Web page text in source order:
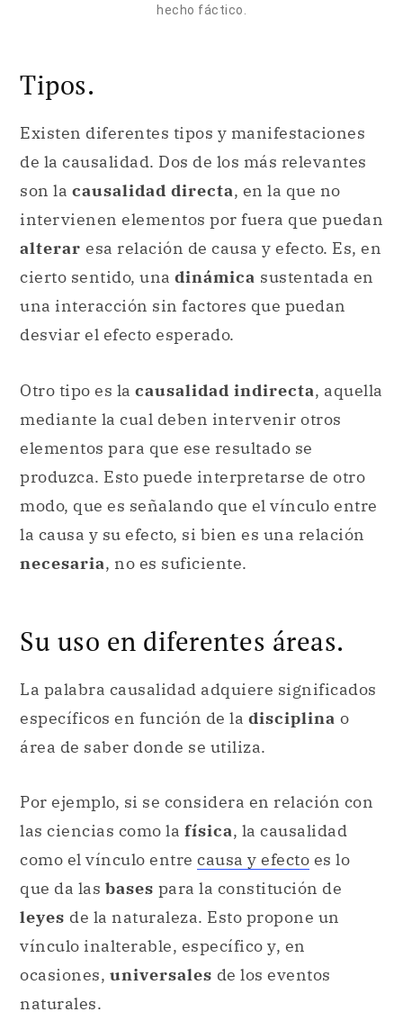
hecho fáctico.
Tipos.
Existen diferentes tipos y manifestaciones
de la causalidad. Dos de los más relevantes
son la causalidad directa, en la que no
intervienen elementos por fuera que puedan
alterar esa relación de causa y efecto. Es, en
cierto sentido, una dinámica sustentada en
una interacción sin factores que puedan
desviar el efecto esperado.
Otro tipo es la causalidad indirecta, aquella
mediante la cual deben intervenir otros
elementos para que ese resultado se
produzca. Esto puede interpretarse de otro
modo, que es señalando que el vínculo entre
la causa y su efecto, si bien es una relación
necesaria, no es suficiente.
Su uso en diferentes áreas.
La palabra causalidad adquiere significados
específicos en función de la disciplina o
área de saber donde se utiliza.
Por ejemplo, si se considera en relación con
las ciencias como la física, la causalidad
como el vínculo entre causa y efecto es lo
que da las bases para la constitución de
leyes de la naturaleza. Esto propone un
vínculo inalterable, específico y, en
ocasiones, universales de los eventos
naturales.